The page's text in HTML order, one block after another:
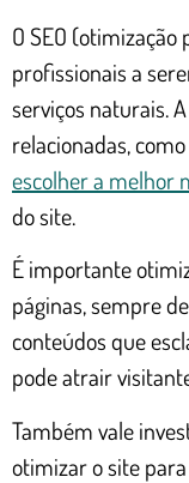
O SEO
profissionais a
serviços naturais.
relacionadas,
escolher a melhor
do site.
É importante
páginas, sempre
conteúdos que
pode atrair
Também vale
otimizar o site